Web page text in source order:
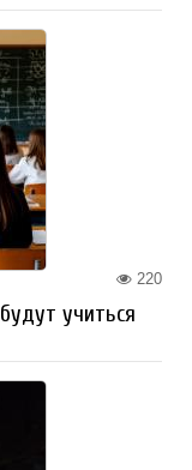
220
учиться